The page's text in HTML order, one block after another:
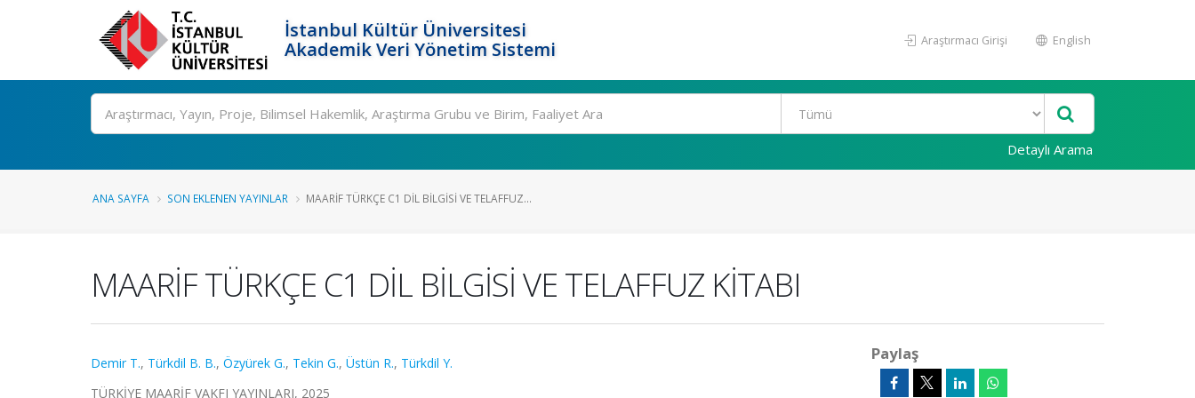
İstanbul Kültür Üniversitesi
Akademik Veri Yönetim Sistemi
Araştırmacı Girişi English
Ara
Detaylı Arama
ANA SAYFA SON EKLENEN YAYINLAR MAARİF TÜRKÇE C1 DİL BİLGİSİ VE TELAFFUZ...
MAARİF TÜRKÇE C1 DİL BİLGİSİ VE TELAFFUZ KİTABI
Demir T., Türkdil B. B., Özyürek G., Tekin G., Üstün R., Türkdil Y.
TÜRKİYE MAARİF VAKFI YAYINLARI, 2025
Paylaş